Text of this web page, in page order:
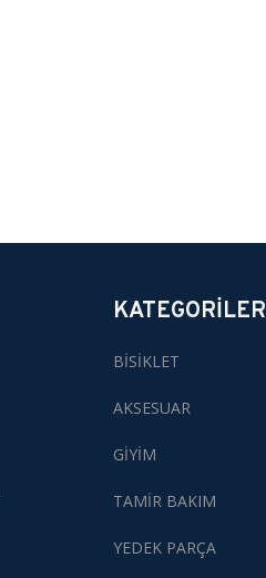
KATEGORİLER
BİSİKLET
AKSESUAR
GİYİM
TAMİR BAKIM
YEDEK PARÇA